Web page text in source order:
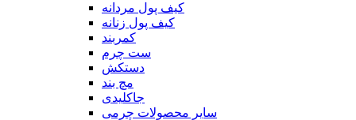
کیف پول مردانه
کیف پول زنانه
کمربند
ست چرم
دستکش
مچ بند
جاکلیدی
سایر محصولات چرمی